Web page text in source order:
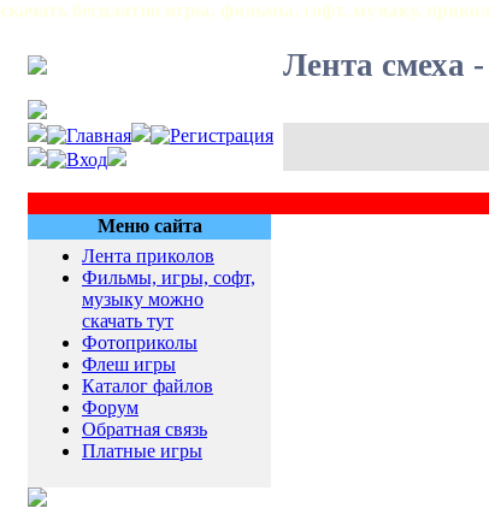
скачать бесплатно игры, фильмы, софт, музыку,
Лента смеха
Меню сайта
Лента приколов
Фильмы, игры, софт,
музыку можно
скачать тут
Фотоприколы
Флеш игры
Каталог файлов
Форум
Обратная связь
Платные игры